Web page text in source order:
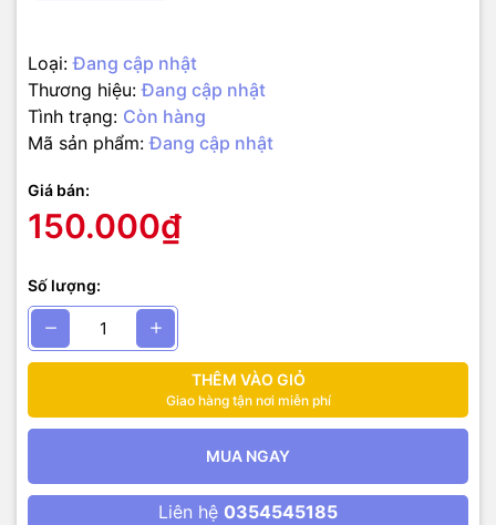
Loại: Đang cập nhật
Thương hiệu: Đang cập nhật
Tình trạng: Còn hàng
Mã sản phẩm: Đang cập nhật
Giá bán:
150.000₫
Số lượng:
THÊM VÀO GIỎ
Giao hàng tận nơi miễn phí
MUA NGAY
Liên hệ 0354545185